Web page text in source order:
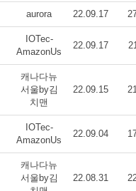
aurora 22.09.17
IOTec-
AmazonUs
22.09.17
캐나다뉴
서울by김
치맨
22.09.15
IOTec-
AmazonUs
22.09.04
캐나다뉴
서울by김
22.08.31